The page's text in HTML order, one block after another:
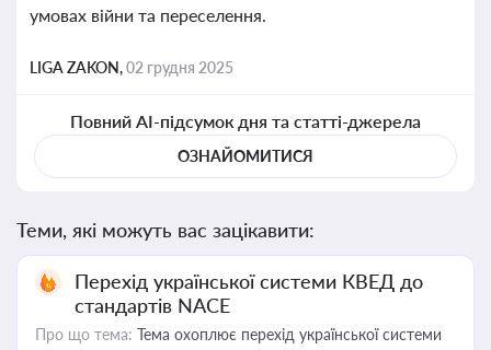
умовах війни та переселення.
LIGA ZAKON,02 грудня 2025
Повний AI-підсумок дня та статті-джерела
ОЗНАЙОМИТИСЯ
Теми, які можуть вас зацікавити:
Перехід української системи КВЕД до
стандартів NACE
Про що тема: Тема охоплює перехід української системи